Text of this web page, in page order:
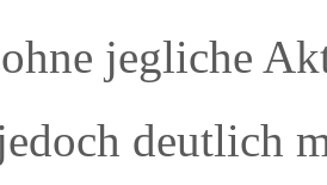
jegliche
deutlich